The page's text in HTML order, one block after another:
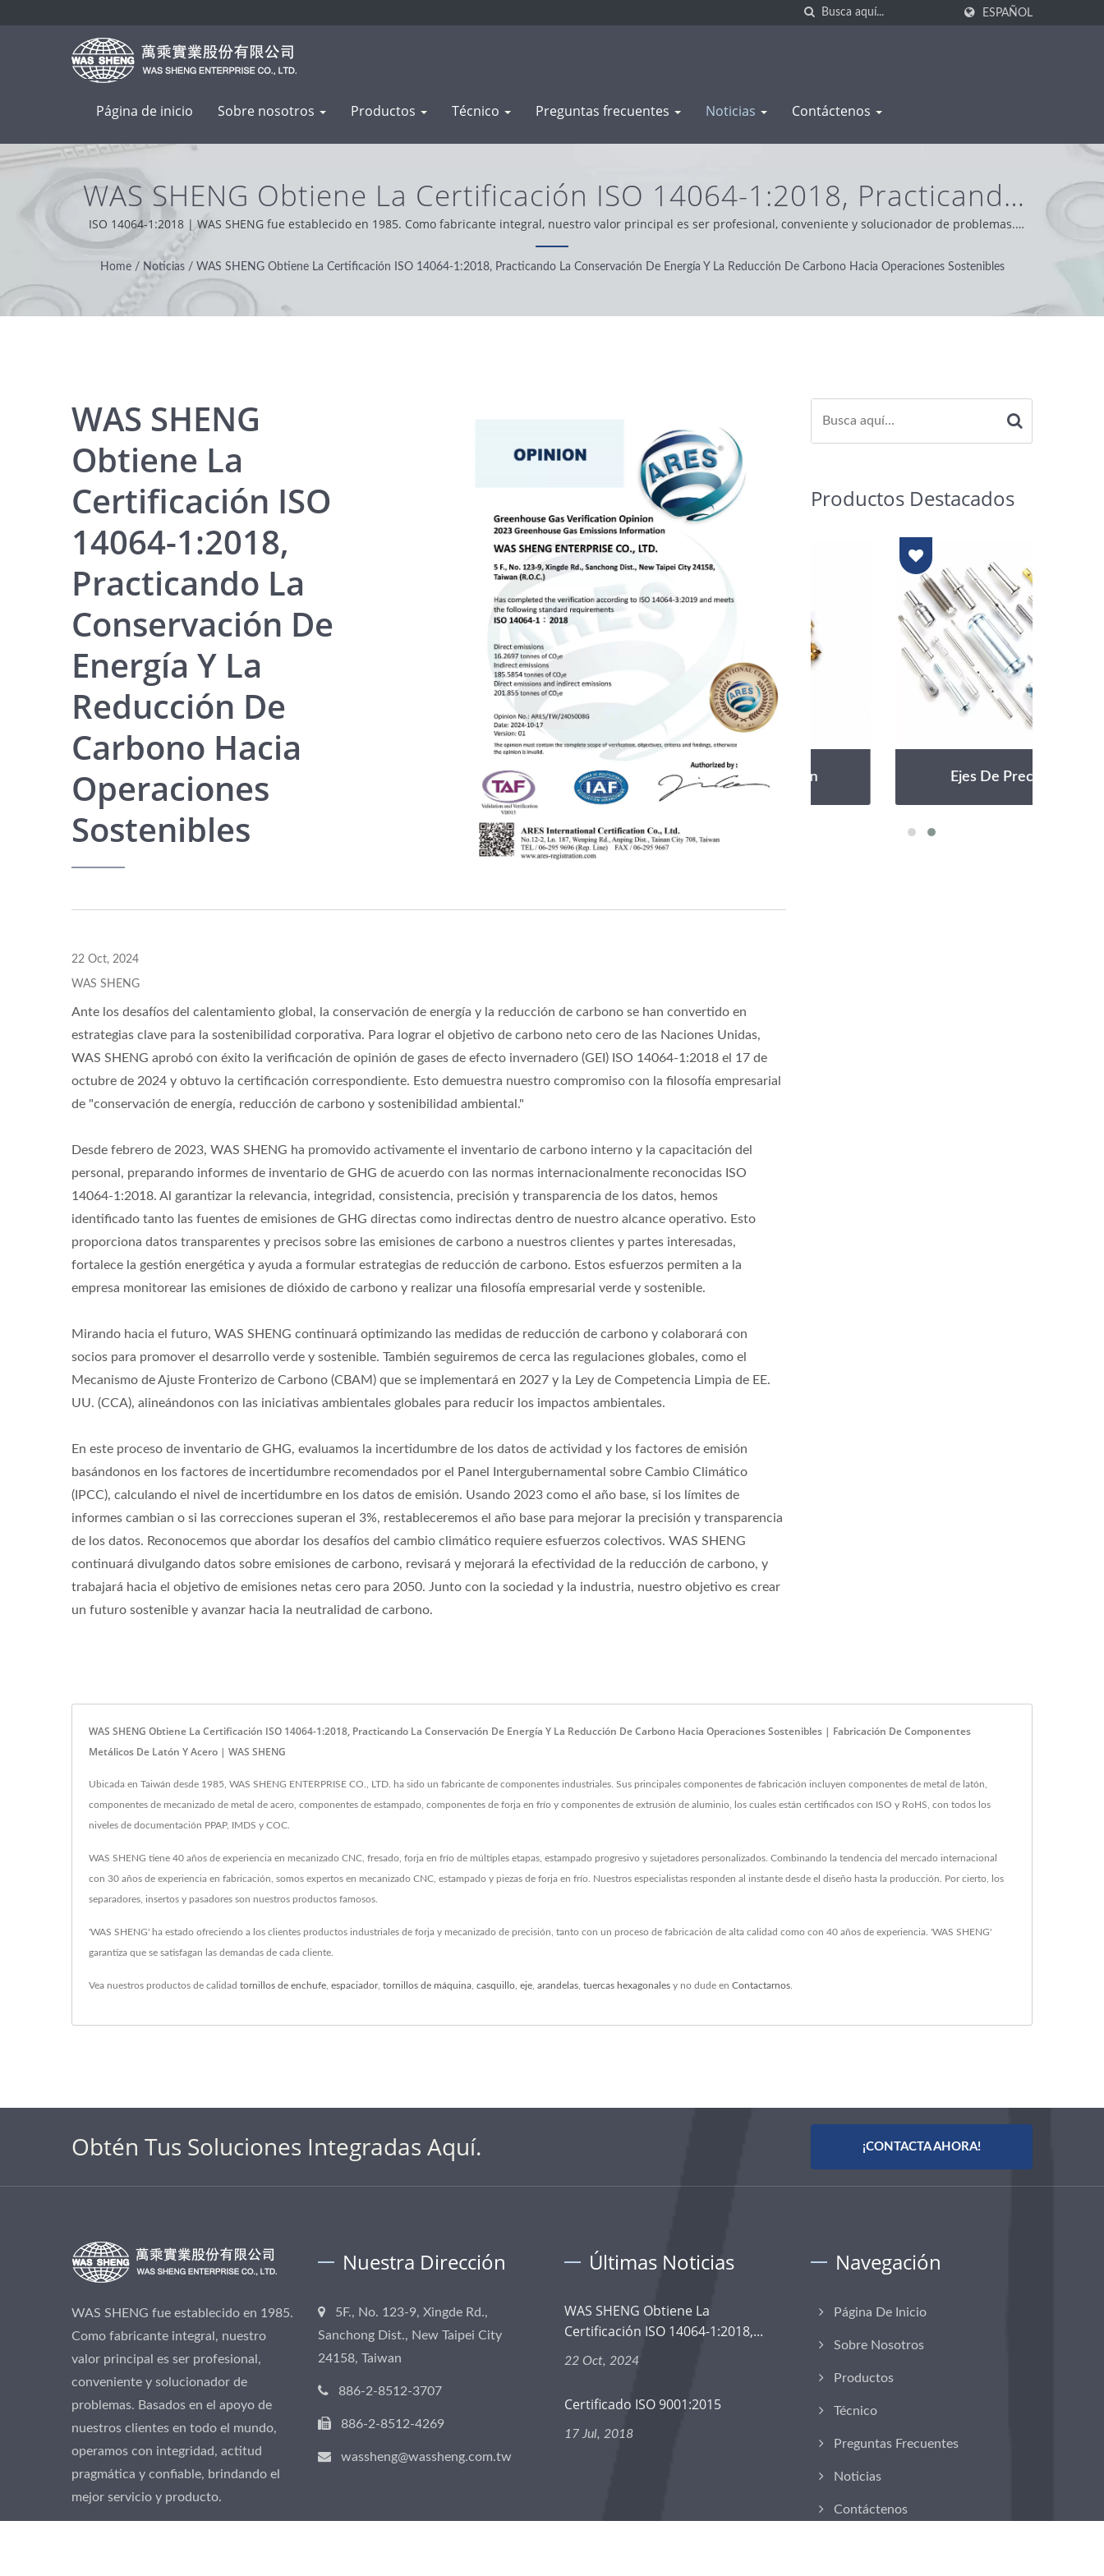
ESPAÑOL
Página de inicio Sobre nosotros Productos Técnico Preguntas frecuentes Noticias Contáctenos
WAS SHENG Obtiene La Certificación ISO 14064-1:2018, Practicando
La Conservación De Energía Y La Reducción De Carbono Hacia
Operaciones Sostenibles | Fabricación De Componentes Metálicos
De Latón Y Acero | WAS SHENG
ISO 14064-1:2018 | WAS SHENG fue establecido en 1985. Como fabricante integral, nuestro valor principal es ser profesional, conveniente y solucionador de problemas.
Basados en el apoyo de nuestros clientes en todo el mundo, operamos con integridad, actitud pragmática y confiable, brindando el mejor servicio y producto.
Home / Noticias / WAS SHENG Obtiene La Certificación ISO 14064-1:2018, Practicando La Conservación De Energía Y La Reducción De Carbono Hacia Operaciones Sostenibles
WAS SHENG
Obtiene La
Certificación ISO
14064-1:2018,
Practicando La
Conservación De
Energía Y La
Reducción De
Carbono Hacia
Operaciones
Sostenibles
22 Oct, 2024
WAS SHENG
Ante los desafíos del calentamiento global, la conservación de energía y la reducción de carbono se han convertido en
estrategias clave para la sostenibilidad corporativa. Para lograr el objetivo de carbono neto cero de las Naciones Unidas,
WAS SHENG aprobó con éxito la verificación de opinión de gases de efecto invernadero (GEI) ISO 14064-1:2018 el 17 de
octubre de 2024 y obtuvo la certificación correspondiente. Esto demuestra nuestro compromiso con la filosofía empresarial
de "conservación de energía, reducción de carbono y sostenibilidad ambiental."
Desde febrero de 2023, WAS SHENG ha promovido activamente el inventario de carbono interno y la capacitación del
personal, preparando informes de inventario de GHG de acuerdo con las normas internacionalmente reconocidas ISO
14064-1:2018. Al garantizar la relevancia, integridad, consistencia, precisión y transparencia de los datos, hemos
identificado tanto las fuentes de emisiones de GHG directas como indirectas dentro de nuestro alcance operativo. Esto
proporciona datos transparentes y precisos sobre las emisiones de carbono a nuestros clientes y partes interesadas,
fortalece la gestión energética y ayuda a formular estrategias de reducción de carbono. Estos esfuerzos permiten a la
empresa monitorear las emisiones de dióxido de carbono y realizar una filosofía empresarial verde y sostenible.
Mirando hacia el futuro, WAS SHENG continuará optimizando las medidas de reducción de carbono y colaborará con
socios para promover el desarrollo verde y sostenible. También seguiremos de cerca las regulaciones globales, como el
Mecanismo de Ajuste Fronterizo de Carbono (CBAM) que se implementará en 2027 y la Ley de Competencia Limpia de EE.
UU. (CCA), alineándonos con las iniciativas ambientales globales para reducir los impactos ambientales.
En este proceso de inventario de GHG, evaluamos la incertidumbre de los datos de actividad y los factores de emisión
basándonos en los factores de incertidumbre recomendados por el Panel Intergubernamental sobre Cambio Climático
(IPCC), calculando el nivel de incertidumbre en los datos de emisión. Usando 2023 como el año base, si los límites de
informes cambian o si las correcciones superan el 3%, restableceremos el año base para mejorar la precisión y transparencia
de los datos. Reconocemos que abordar los desafíos del cambio climático requiere esfuerzos colectivos. WAS SHENG
continuará divulgando datos sobre emisiones de carbono, revisará y mejorará la efectividad de la reducción de carbono, y
trabajará hacia el objetivo de emisiones netas cero para 2050. Junto con la sociedad y la industria, nuestro objetivo es crear
un futuro sostenible y avanzar hacia la neutralidad de carbono.
Productos Destacados
Insertos De Latón Ejes De Precisión Insertos De Latón Ejes De Precisión
WAS SHENG Obtiene La Certificación ISO 14064-1:2018, Practicando La Conservación De Energía Y La Reducción De Carbono Hacia Operaciones Sostenibles | Fabricación De Componentes
Metálicos De Latón Y Acero | WAS SHENG
Ubicada en Taiwán desde 1985, WAS SHENG ENTERPRISE CO., LTD. ha sido un fabricante de componentes industriales. Sus principales componentes de fabricación incluyen componentes de metal de latón,
componentes de mecanizado de metal de acero, componentes de estampado, componentes de forja en frío y componentes de extrusión de aluminio, los cuales están certificados con ISO y RoHS, con todos los
niveles de documentación PPAP, IMDS y COC.
WAS SHENG tiene 40 años de experiencia en mecanizado CNC, fresado, forja en frío de múltiples etapas, estampado progresivo y sujetadores personalizados. Combinando la tendencia del mercado internacional
con 30 años de experiencia en fabricación, somos expertos en mecanizado CNC, estampado y piezas de forja en frío. Nuestros especialistas responden al instante desde el diseño hasta la producción. Por cierto, los
separadores, insertos y pasadores son nuestros productos famosos.
'WAS SHENG' ha estado ofreciendo a los clientes productos industriales de forja y mecanizado de precisión, tanto con un proceso de fabricación de alta calidad como con 40 años de experiencia. 'WAS SHENG'
garantiza que se satisfagan las demandas de cada cliente.
Vea nuestros productos de calidad tornillos de enchufe espaciador, tornillos de máquina casquillo eje arandelas tuercas hexagonales y no dude en Contactarnos
Obtén Tus Soluciones Integradas Aquí. ¡CONTACTA AHORA!
WAS SHENG fue establecido en 1985.
Como fabricante integral, nuestro
valor principal es ser profesional,
conveniente y solucionador de
problemas. Basados en el apoyo de
nuestros clientes en todo el mundo,
operamos con integridad, actitud
pragmática y confiable, brindando el
mejor servicio y producto.
Nuestra Dirección
5F., No. 123-9, Xingde Rd.,
Sanchong Dist., New Taipei City
24158, Taiwan
886-2-8512-3707
886-2-8512-4269
wassheng@wassheng.com.tw
Últimas Noticias
WAS SHENG Obtiene La
Certificación ISO 14064-1:2018,...
22 Oct, 2024
Certificado ISO 9001:2015
17 Jul, 2018
Navegación
Página De Inicio
Sobre Nosotros
Productos
Técnico
Preguntas Frecuentes
Noticias
Contáctenos